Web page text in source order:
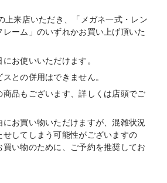
上来店いただき、「メガネ一式・レン
レーム」のいずれかお買い上げ頂いた
お使いいただけます。
との併用はできません。
商品もございます、詳しくは店頭でご
にお買い物いただけますが、混雑状況
せしてしまう可能性がございますの
買い物のために、ご予約を推奨してお